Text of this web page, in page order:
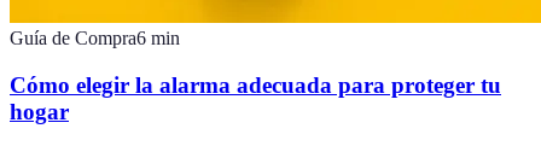
Guía de Compra6 min
Cómo elegir la alarma adecuada para proteger tu
hogar